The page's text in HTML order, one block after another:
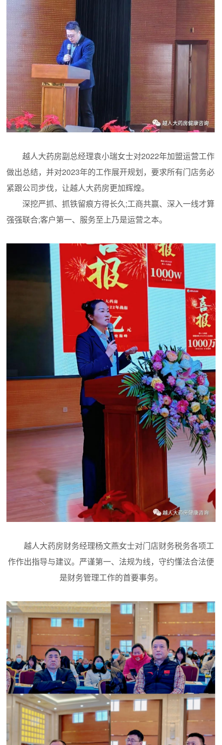
越人大药房副总经理袁小瑞女士对2022年加盟运营工作
做出总结，并对2023年的工作展开规划，要求所有门店务必
紧跟公司步伐，让越人大药房更加辉煌。
深挖严抓、抓铁留痕方得长久;工商共赢、深入一线才算
强强联合;客户第一、服务至上乃是运营之本。
越人大药房财务经理杨文燕女士对门店财务税务各项工
作作出指导与建议。严谨第一、法规为线，守约懂法合法便
是财务管理工作的首要事务。